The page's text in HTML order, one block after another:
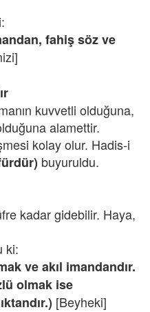
fahiş söz ve
kuvvetli olduğuna,
alamettir.
kolay olur. Hadis-i
buyuruldu.
kadar gidebilir. Haya,
ki:
ve akıl imandandır.
olmak ise
[Beyheki]